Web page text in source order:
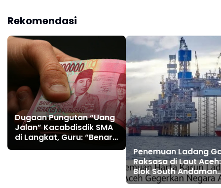
Sejak Dini
Rekomendasi
Dugaan Pungutan “Uang
Jalan” Kacabdisdik SMA
di Langkat, Guru: “Benar,
Diberikan Meski Tak
Penemuan Ladang
Raksasa di Laut Aceh:
Blok South Andaman
Diperkuat, Potensi